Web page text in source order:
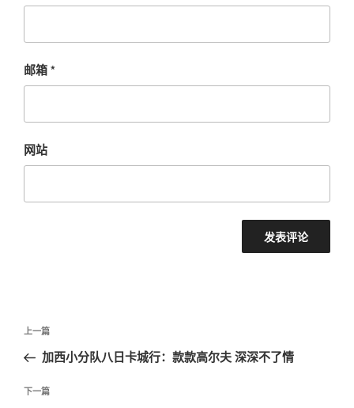
邮箱*
网站
文
导
航
上
一
文
上一篇
加西小分队八日卡城行：款款高尔夫 深深不了情
下
下一篇